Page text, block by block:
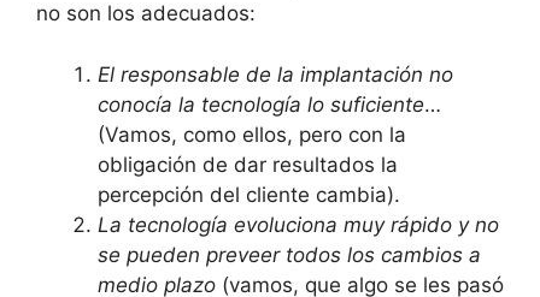
no son los adecuados:
El responsable de la implantación no
conocía la tecnología lo suficiente…
(Vamos, como ellos, pero con la
obligación de dar resultados la
percepción del cliente cambia).
La tecnología evoluciona muy rápido y no
se pueden preveer todos los cambios a
medio plazo (vamos, que algo se les pasó